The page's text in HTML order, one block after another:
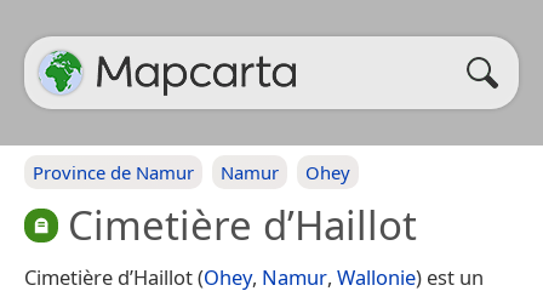
Province de Namur Namur Ohey
Cimetière d’Haillot
Cimetière d’Haillot (Ohey, Namur, Wallonie) est un